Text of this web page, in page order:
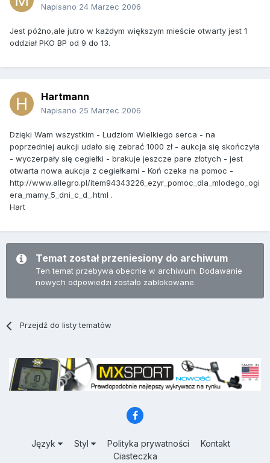
Napisano 24 Marzec 2006
Jest późno,ale jutro w każdym większym mieście otwarty jest 1
oddział PKO BP od 9 do 13.
Hartmann
Napisano 25 Marzec 2006
Dzięki Wam wszystkim - Ludziom Wielkiego serca - na
poprzedniej aukcji udało się zebrać 1000 zł - aukcja się skończyła
- wyczerpały się cegiełki - brakuje jeszcze pare złotych - jest
otwarta nowa aukcja z cegiełkami - Koń czeka na pomoc -
http://www.allegro.pl/item94343226_ezyr_pomoc_dla_mlodego_ogi
era_mamy_5_dni_c_d_.html .
Hart
Temat został przeniesiony do archiwum
Ten temat przebywa obecnie w archiwum. Dodawanie
nowych odpowiedzi zostało zablokowane.
Przejdź do listy tematów
Język Styl Polityka prywatności
Kontakt
Ciasteczka